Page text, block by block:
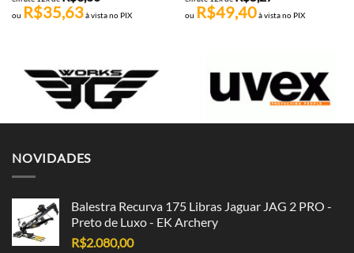
ou R$35,63à vista no PIX ou R$49,40à vista no PIX
NOVIDADES
Balestra Recurva 175 Libras Jaguar JAG 2 PRO -
Preto de Luxo - EK Archery
R$2.080,00